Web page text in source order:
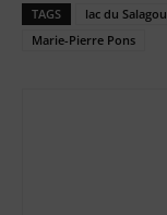
TAGS lac du Salagou
Marie-Pierre Pons